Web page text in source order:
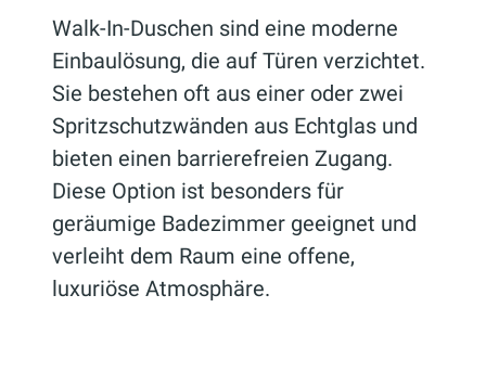
Walk-In-Duschen sind eine moderne
Einbaulösung, die auf Türen verzichtet.
Sie bestehen oft aus einer oder zwei
Spritzschutzwänden aus Echtglas und
bieten einen barrierefreien Zugang.
Diese Option ist besonders für
geräumige Badezimmer geeignet und
verleiht dem Raum eine offene,
luxuriöse Atmosphäre.